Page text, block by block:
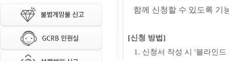
함께 신청할 수 있도록 기
[신청 방법]
1. 신청서 작성 시 '블라인드